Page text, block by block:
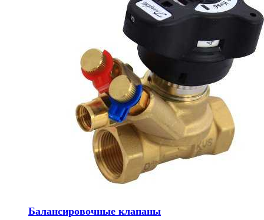
Балансировочные клапаны